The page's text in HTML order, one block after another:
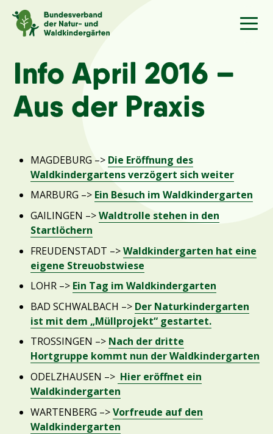
Sprache/Language
Aktuelles
Kindergärten
Angebote
Kontakt
Info April 2016 –
Aus der Praxis
MAGDEBURG –> Die Eröffnung des
Waldkindergartens verzögert sich weiter
MARBURG –> Ein Besuch im Waldkindergarten
GAILINGEN –>Waldtrolle stehen in den
Startlöchern
FREUDENSTADT –>Waldkindergarten hat eine
eigene Streuobstwiese
LOHR –> Ein Tag im Waldkindergarten
BAD SCHWALBACH –> Der Naturkindergarten
ist mit dem „Müllprojekt“ gestartet.
TROSSINGEN –> Nach der dritte
Hortgruppe kommt nun der Waldkindergarten
ODELZHAUSEN –> Hier eröffnet ein
Waldkindergarten
WARTENBERG –>Vorfreude auf den
Waldkindergarten